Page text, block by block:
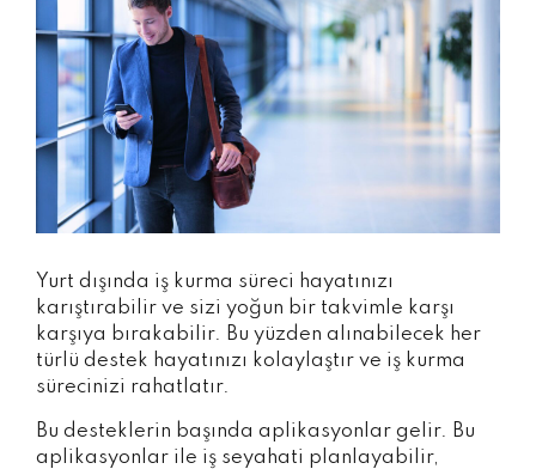
Yurt dışında iş kurma süreci hayatınızı
karıştırabilir ve sizi yoğun bir takvimle karşı
karşıya bırakabilir. Bu yüzden alınabilecek her
türlü destek hayatınızı kolaylaştır ve iş kurma
sürecinizi rahatlatır.
Bu desteklerin başında aplikasyonlar gelir. Bu
aplikasyonlar ile iş seyahati planlayabilir,